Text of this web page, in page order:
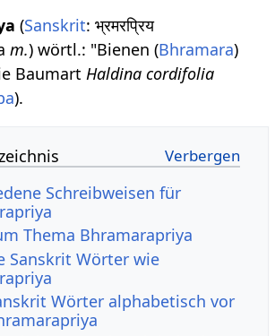
(Sanskrit: भ्रमरप्रिय
m.) wörtl.: "Bienen (Bhramara)
BaumartHaldina cordifolia
).
Schreibweisen für
Thema Bhramarapriya
Sanskrit Wörter wie
Wörter alphabetisch vor